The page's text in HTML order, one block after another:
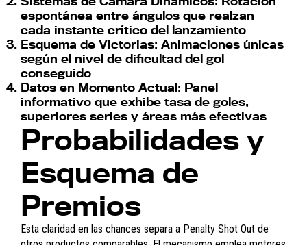
espontánea entre ángulos que realzan
cada instante crítico del lanzamiento
Esquema de Victorias: Animaciones únicas
según el nivel de dificultad del gol
conseguido
Datos en Momento Actual: Panel
informativo que exhibe tasa de goles,
superiores series y áreas más efectivas
Probabilidades y
Esquema de
Premios
Esta claridad en las chances separa a Penalty Shot Out de